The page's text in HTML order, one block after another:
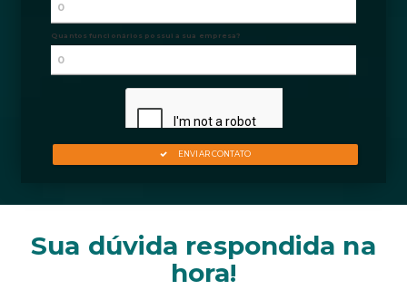
Sua dúvida respondida na
hora!